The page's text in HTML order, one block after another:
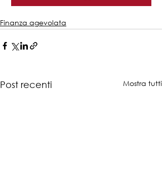
Finanza agevolata
Post recenti Mostra tutti